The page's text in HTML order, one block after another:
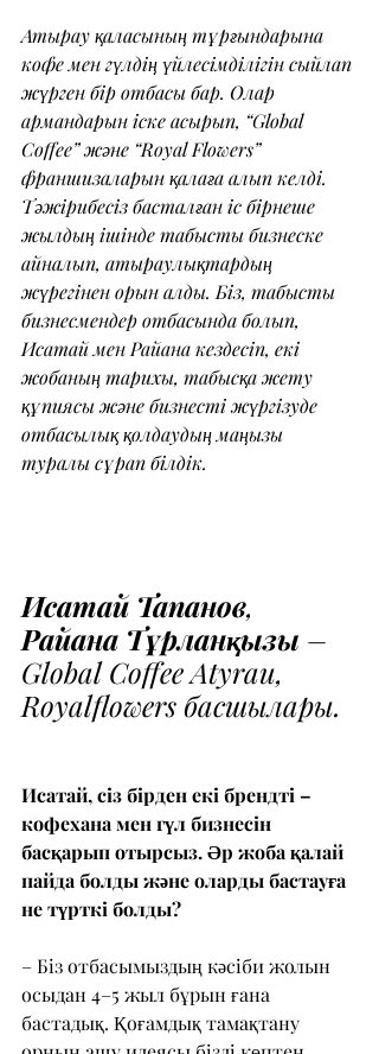
Атырау қаласының тұрғындарына
кофе мен гүлдің үйлесімділігін сыйлап
жүрген бір отбасы бар. Олар
армандарын іске асырып, “Global
Coffee” және “Royal Flowers”
франшизаларын қалаға алып келді.
Тәжірибесіз басталған іс бірнеше
жылдың ішінде табысты бизнеске
айналып, атыраулықтардың
жүрегінен орын алды. Біз, табысты
бизнесмендер отбасында болып,
Исатай мен Райана кездесіп, екі
жобаның тарихы, табысқа жету
құпиясы және бизнесті жүргізуде
отбасылық қолдаудың маңызы
туралы сұрап білдік.
Исатай Тапанов,
Райана Тұрланқызы –
Global Coffee Atyrau,
Royalflowers басшылары.
Исатай, сіз бірден екі брендті –
кофехана мен гүл бизнесін
басқарып отырсыз. Әр жоба қалай
пайда болды және оларды бастауға
не түрткі болды?
– Біз отбасымыздың кәсіби жолын
осыдан 4–5 жыл бұрын ғана
бастадық. Қоғамдық тамақтану